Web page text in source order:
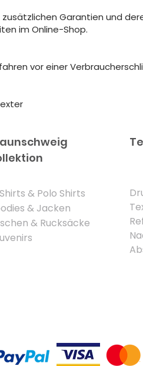
Garantien und
im Online-Shop.
vor einer
& Polo Shirts
& Jacken
& Rucksäcke